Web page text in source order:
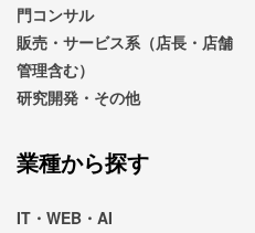
門コンサル
販売・サービス系（店長・店舗
管理含む）
研究開発・その他
業種から探す
IT・WEB・AI